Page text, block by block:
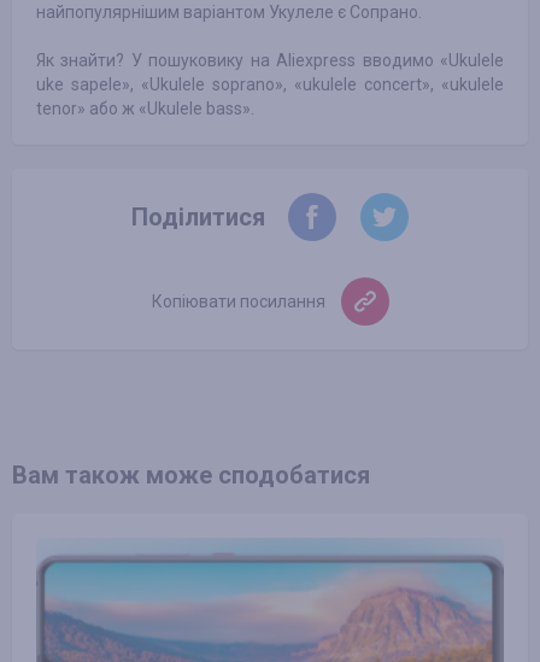
найпопулярнішим варіантом Укулеле є Сопрано.
Як знайти? У пошуковику на Aliexpress вводимо «Ukulele
uke sapele», «Ukulele soprano», «ukulele concert», «ukulele
tenor» або ж «Ukulele bass».
Поділитися
Копіювати посилання
Вам також може сподобатися